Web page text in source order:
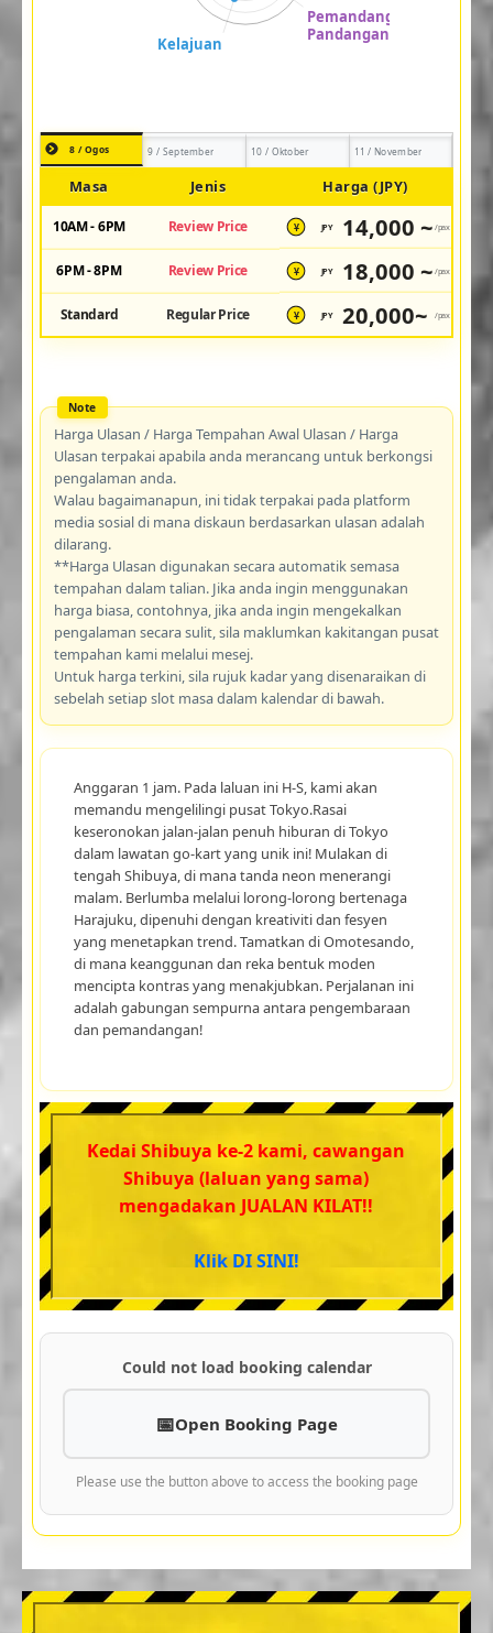
8 / Ogos 9 / September 10 / Oktober 11 / November
Masa Jenis Harga (JPY)
10AM - 6PM Review Price ¥ JPY 14,000 ~ /pax
6PM - 8PM Review Price ¥ JPY 18,000 ~ /pax
Standard Regular Price ¥ JPY 20,000~ /pax
Harga Ulasan / Harga Tempahan Awal Ulasan / Harga
Ulasan terpakai apabila anda merancang untuk berkongsi
pengalaman anda.
Walau bagaimanapun, ini tidak terpakai pada platform
media sosial di mana diskaun berdasarkan ulasan adalah
dilarang.
**Harga Ulasan digunakan secara automatik semasa
tempahan dalam talian. Jika anda ingin menggunakan
harga biasa, contohnya, jika anda ingin mengekalkan
pengalaman secara sulit, sila maklumkan kakitangan pusat
tempahan kami melalui mesej.
Untuk harga terkini, sila rujuk kadar yang disenaraikan di
sebelah setiap slot masa dalam kalendar di bawah.
Anggaran 1 jam. Pada laluan ini H-S, kami akan
memandu mengelilingi pusat Tokyo.Rasai
keseronokan jalan-jalan penuh hiburan di Tokyo
dalam lawatan go-kart yang unik ini! Mulakan di
tengah Shibuya, di mana tanda neon menerangi
malam. Berlumba melalui lorong-lorong bertenaga
Harajuku, dipenuhi dengan kreativiti dan fesyen
yang menetapkan trend. Tamatkan di Omotesando,
di mana keanggunan dan reka bentuk moden
mencipta kontras yang menakjubkan. Perjalanan ini
adalah gabungan sempurna antara pengembaraan
dan pemandangan!
Kedai Shibuya ke-2 kami, cawangan
Shibuya (laluan yang sama)
mengadakan JUALAN KILAT!!
Klik DI SINI!
Could not load booking calendar
Open Booking Page
Please use the button above to access the booking page